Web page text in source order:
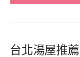
台北湯屋推